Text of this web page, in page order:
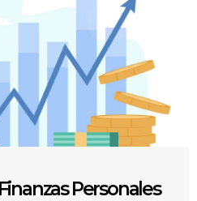
Personales